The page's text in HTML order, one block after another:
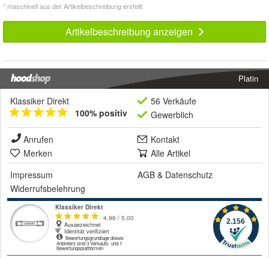
* maschinell aus der Artikelbeschreibung erstellt
Artikelbeschreibung anzeigen
Platin
Klassiker Direkt
100% positiv
56 Verkäufe
Gewerblich
Anrufen
Kontakt
Merken
Alle Artikel
Impressum
AGB & Datenschutz
Widerrufsbelehrung